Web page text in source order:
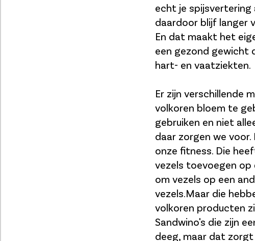
echt je
daardoor blijf langer
En dat maakt het
een gezond gewicht
hart- en vaatziekten.
Er zijn verschillende
volkoren bloem te
gebruiken en niet
daar zorgen we
onze fitness. Die
vezels toevoegen op
om vezels op een
vezels.Maar die
volkoren producten
Sandwino's die zijn
deeg, maar dat